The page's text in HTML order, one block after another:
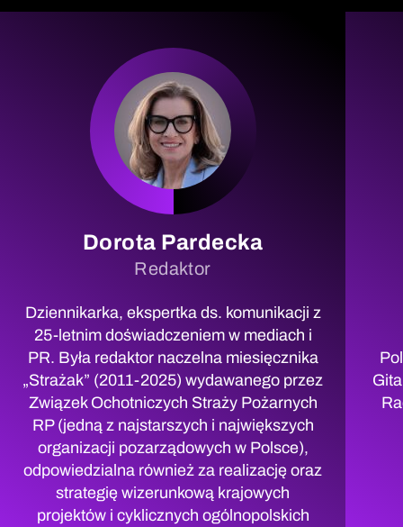
Dorota Pardecka
Redaktor
Dziennikarka, ekspertka ds. komunikacji z
25-letnim doświadczeniem w mediach i
PR. Była redaktor naczelna miesięcznika
„Strażak” (2011-2025) wydawanego przez
Związek Ochotniczych Straży Pożarnych
RP (jedną z najstarszych i największych
organizacji pozarządowych w Polsce),
odpowiedzialna również za realizację oraz
strategię wizerunkową krajowych
projektów i cyklicznych ogólnopolskich